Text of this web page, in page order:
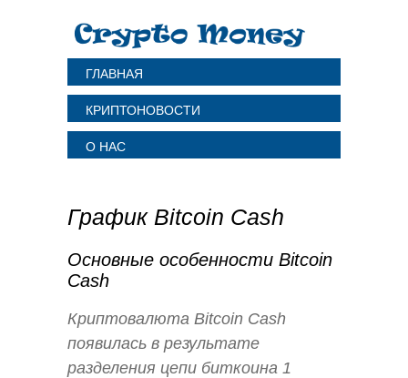
ГЛАВНАЯ
КРИПТОНОВОСТИ
О НАС
График Bitcoin Cash
Основные особенности Bitcoin
Cash
Криптовалюта Bitcoin Cash
появилась в результате
разделения цепи биткоина 1